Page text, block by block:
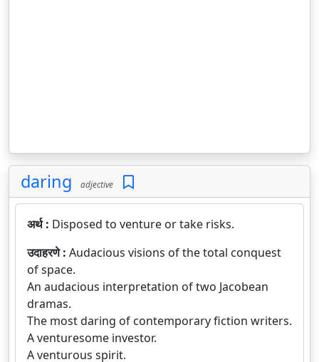
daring adjective
अर्थ : Disposed to venture or take risks.
उदाहरणे : Audacious visions of the total conquest
of space.
An audacious interpretation of two Jacobean
dramas.
The most daring of contemporary fiction writers.
A venturesome investor.
A venturous spirit.